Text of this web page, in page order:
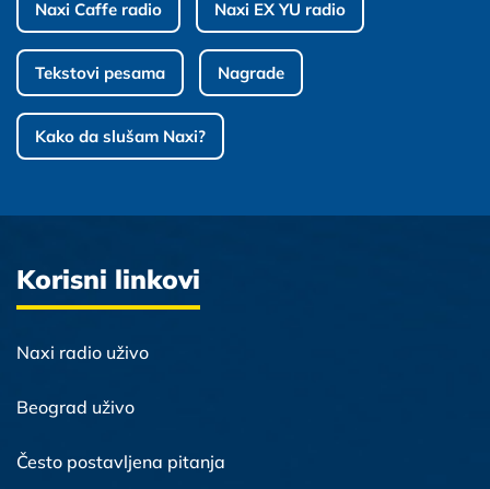
Naxi Caffe radio Naxi EX YU radio
Tekstovi pesama Nagrade
Kako da slušam Naxi?
Korisni linkovi
Naxi radio uživo
Beograd uživo
Često postavljena pitanja